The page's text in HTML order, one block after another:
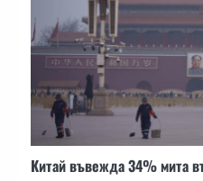
Китай въвежда 34% мита